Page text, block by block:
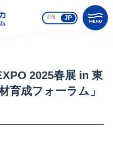
EN JP
2025春展 in 東
育成フォーラム」